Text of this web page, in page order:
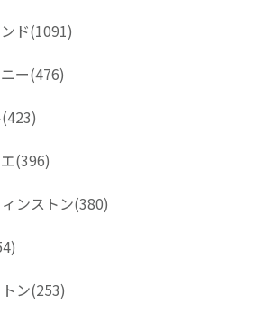
ド(1091)
ー(476)
(423)
(396)
ンストン(380)
ン(253)